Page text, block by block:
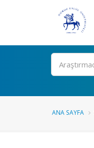
Ara
ANA SAYFA